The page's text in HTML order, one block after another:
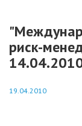
риск-
19.04.2010